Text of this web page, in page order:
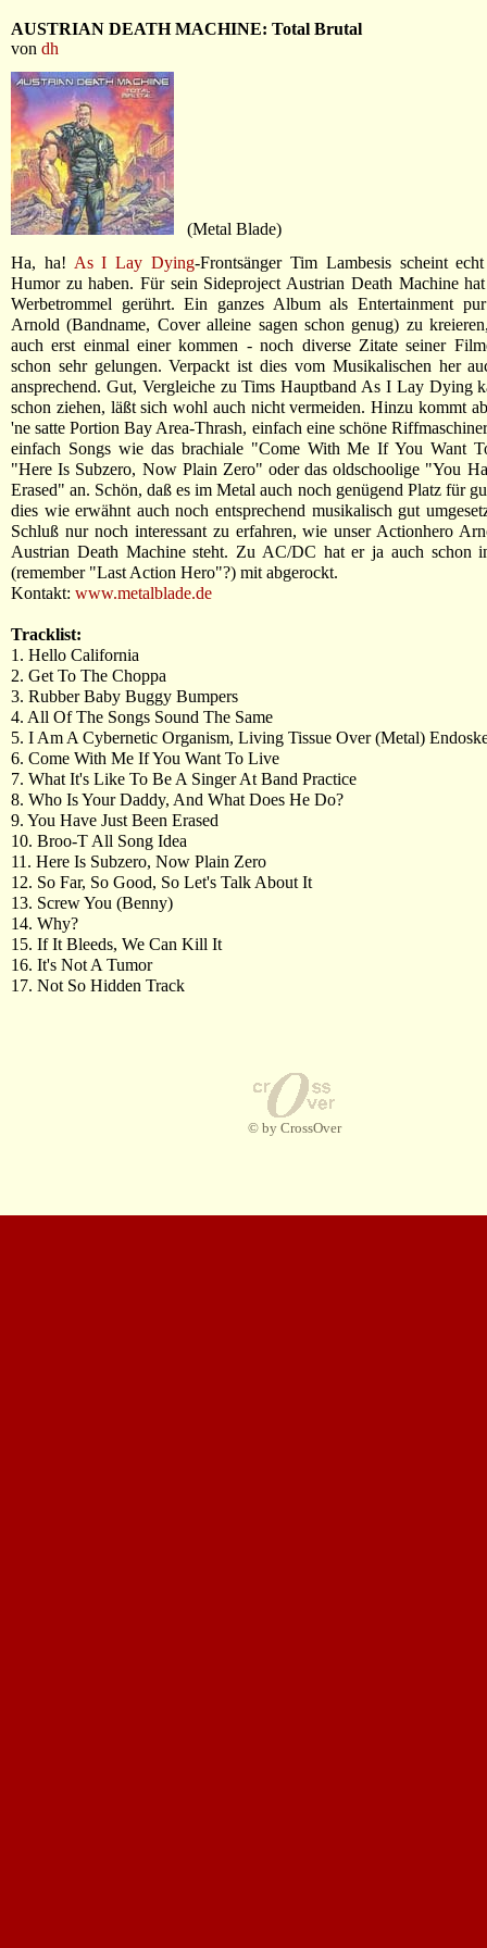
AUSTRIAN DEATH MACHINE: Total Brutal
von dh
(Metal Blade)
Ha, ha! As I Lay Dying-Frontsänger Tim Lambesis scheint
Humor zu haben. Für sein Sideproject Austrian Death Machine
Werbetrommel gerührt. Ein ganzes Album als Entertainment
Arnold (Bandname, Cover alleine sagen schon genug) zu
auch erst einmal einer kommen - noch diverse Zitate seiner
schon sehr gelungen. Verpackt ist dies vom Musikalischen her
ansprechend. Gut, Vergleiche zu Tims Hauptband As I Lay Dying
schon ziehen, läßt sich wohl auch nicht vermeiden. Hinzu kommt
'ne satte Portion Bay Area-Thrash, einfach eine schöne
einfach Songs wie das brachiale "Come With Me If You Want
"Here Is Subzero, Now Plain Zero" oder das oldschoolige "You
Erased" an. Schön, daß es im Metal auch noch genügend Platz für
dies wie erwähnt auch noch entsprechend musikalisch gut
Schluß nur noch interessant zu erfahren, wie unser Actionhero
Austrian Death Machine steht. Zu AC/DC hat er ja auch schon
(remember "Last Action Hero"?) mit abgerockt.
Kontakt: www.metalblade.de
Tracklist:
1. Hello California
2. Get To The Choppa
3. Rubber Baby Buggy Bumpers
4. All Of The Songs Sound The Same
5. I Am A Cybernetic Organism, Living Tissue Over (Metal)
6. Come With Me If You Want To Live
7. What It's Like To Be A Singer At Band Practice
8. Who Is Your Daddy, And What Does He Do?
9. You Have Just Been Erased
10. Broo-T All Song Idea
11. Here Is Subzero, Now Plain Zero
12. So Far, So Good, So Let's Talk About It
13. Screw You (Benny)
14. Why?
15. If It Bleeds, We Can Kill It
16. It's Not A Tumor
17. Not So Hidden Track
© by CrossOver